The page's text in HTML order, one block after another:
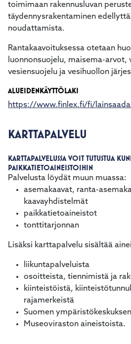
toimimaan rakennusluvan
täydennysrakentaminen
noudattamista.
Rantakaavoituksessa otetaan
luonnonsuojelu, maisema-
vesiensuojelu ja vesihuollon
ALUEIDENKÄYTTÖLAKI
https://www.finlex.fi/fi/
KARTTAPALVELU
KARTTAPALVELUSSA VOIT TUTUSTUA
PAIKKATIETOAINEISTOIHIN
Palvelusta löydät muun muassa:
asemakaavat, ranta-
kaavayhdistelmät
paikkatietoaineistot
tonttitarjonnan
Lisäksi karttapalvelu sisältää
liikuntapalveluista
osoitteista, tiennimistä ja
kiinteistöistä,
rajamerkeistä
Suomen
Museoviraston aineistoista.